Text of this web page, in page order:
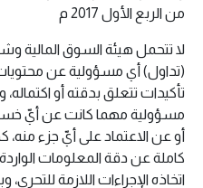
من الربع الأول 2017 م
لا تتحمل هيئة السوق المالية
(تداول) أي مسؤولية عن
تأكيدات تتعلق بدقته أو
مسؤولية مهما كانت عن أيّ
أو عن الاعتماد على أيّ جزء
كاملة عن دقة المعلومات
اتخاذه الإجراءات اللازمة